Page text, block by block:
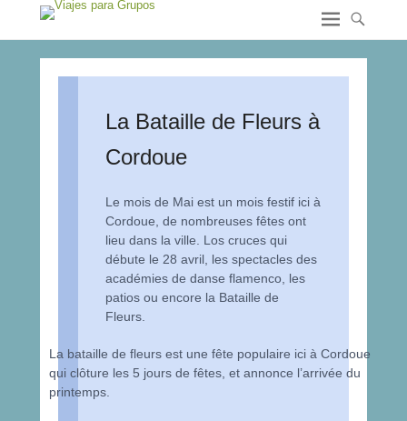
La Bataille de Fleurs à
Cordoue
Le mois de Mai est un mois festif ici à
Cordoue, de nombreuses fêtes ont
lieu dans la ville. Los cruces qui
débute le 28 avril, les spectacles des
académies de danse flamenco, les
patios ou encore la Bataille de
Fleurs.
La bataille de fleurs est une fête populaire ici à Cordoue
qui clôture les 5 jours de fêtes, et annonce l’arrivée du
printemps.